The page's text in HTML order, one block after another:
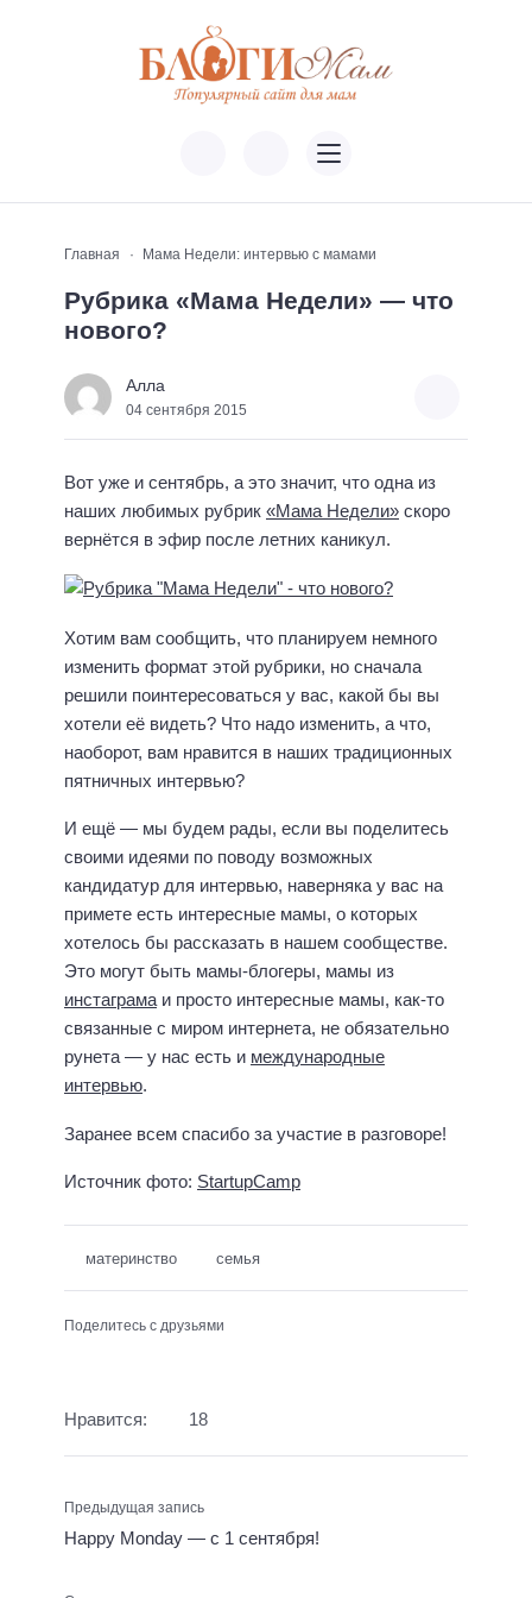
Главная Мама Недели: интервью с мамами
Рубрика «Мама Недели» — что
нового?
Алла
04 сентября 2015
Вот уже и сентябрь, а это значит, что одна из
наших любимых рубрик «Мама Недели» скоро
вернётся в эфир после летних каникул.
Хотим вам сообщить, что планируем немного
изменить формат этой рубрики, но сначала
решили поинтересоваться у вас, какой бы вы
хотели её видеть? Что надо изменить, а что,
наоборот, вам нравится в наших традиционных
пятничных интервью?
И ещё — мы будем рады, если вы поделитесь
своими идеями по поводу возможных
кандидатур для интервью, наверняка у вас на
примете есть интересные мамы, о которых
хотелось бы рассказать в нашем сообществе.
Это могут быть мамы-блогеры, мамы из
инстаграмаи просто интересные мамы, как-то
связанные с миром интернета, не обязательно
рунета — у нас есть и международные
интервью.
Заранее всем спасибо за участие в разговоре!
Источник фото: StartupCamp
материнство семья
Поделитесь с друзьями
Нравится: 18
Предыдущая запись
Happy Monday — с 1 сентября!